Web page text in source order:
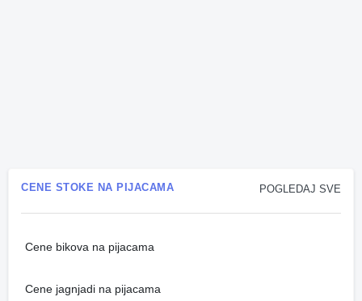
POGLEDAJ SVE
CENE STOKE NA PIJACAMA
Cene bikova na pijacama
Cene jagnjadi na pijacama